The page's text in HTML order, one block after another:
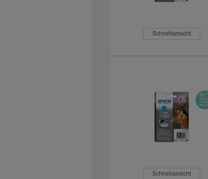
Schnellansicht
Schnellansicht